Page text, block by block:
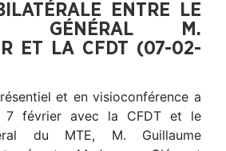
ENTRE LE
GÉNÉRAL M.
ET LA CFDT (07-02-
et en visioconférence a
février avec la CFDT et le
du MTE, M. Guillaume